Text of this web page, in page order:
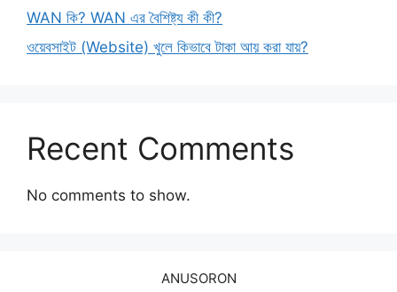
WAN কি? WAN এর বৈশিষ্ট্য কী কী?
ওয়েবসাইট (Website) খুলে কিভাবে টাকা আয় করা যায়?
Recent Comments
No comments to show.
ANUSORON